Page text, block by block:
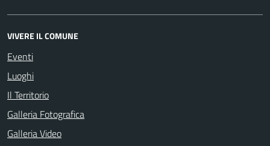
VIVERE IL COMUNE
Eventi
Luoghi
Il Territorio
Galleria Fotografica
Galleria Video